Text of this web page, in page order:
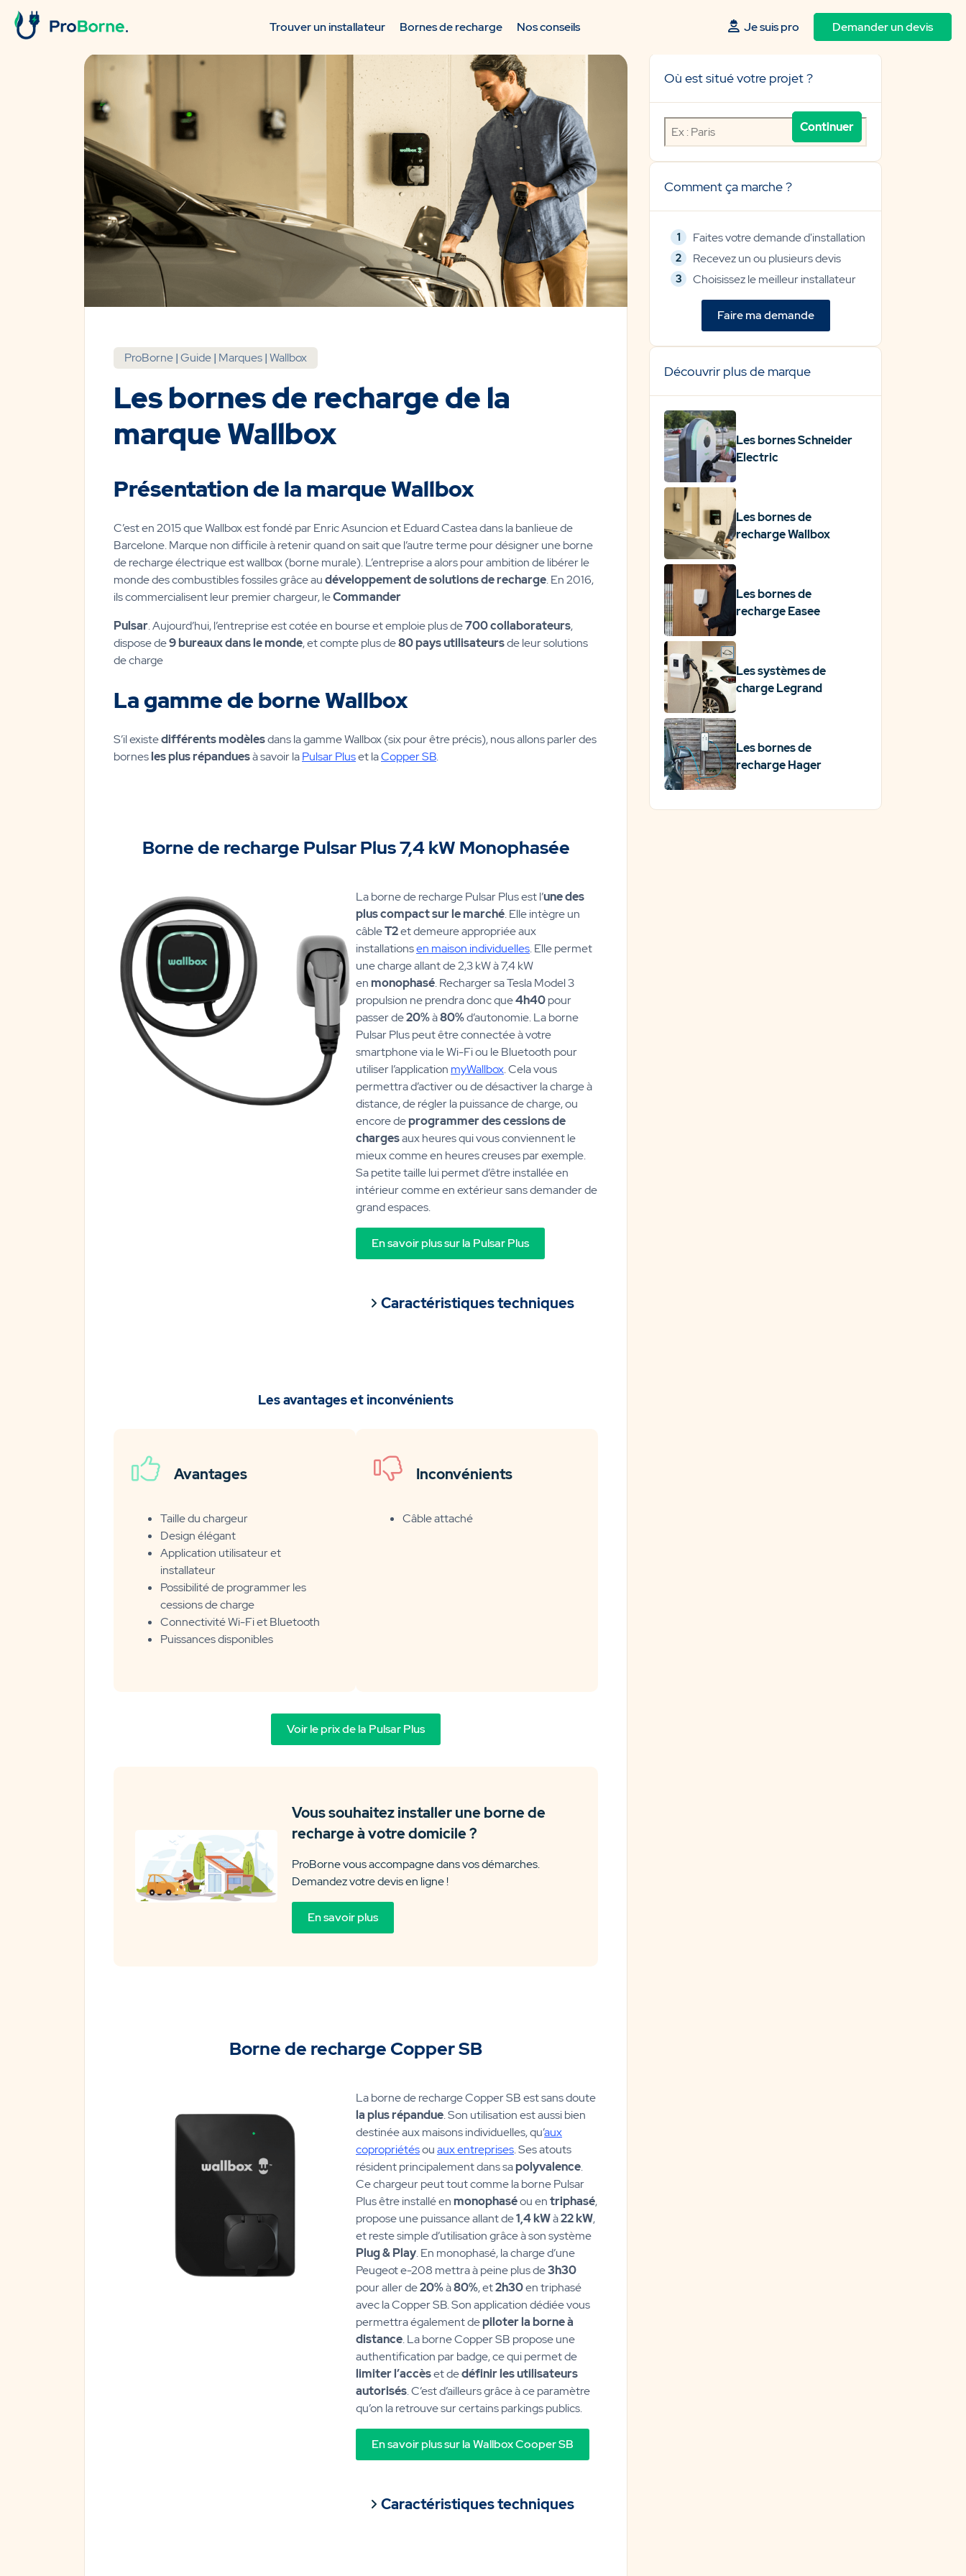
Trouver un installateur Bornes de recharge Nos conseils Je suis pro Demander un devis
ProBorne|Guide| Marques|Wallbox
Les bornes de recharge de la
marque Wallbox
Présentation de la marque Wallbox
C’est en 2015 que Wallbox est fondé par Enric Asuncion et Eduard Castea dans la banlieue de
Barcelone. Marque non difficile à retenir quand on sait que l’autre terme pour désigner une borne
de recharge électrique est wallbox (borne murale). L’entreprise a alors pour ambition de libérer le
monde des combustibles fossiles grâce audéveloppement de solutions de recharge. En 2016,
ils commercialisent leur premier chargeur, leCommander
Pulsar. Aujourd’hui, l’entreprise est cotée en bourse et emploie plus de700 collaborateurs,
dispose de9 bureaux dans le monde, et compte plus de80 pays utilisateursde leur solutions
de charge
La gamme de borne Wallbox
S’il existedifférents modèlesdans la gamme Wallbox (six pour être précis), nous allons parler des
bornesles plus répanduesà savoir laPulsar Pluset laCopper SB.
Borne de recharge Pulsar Plus 7,4 kW Monophasée
La borne de recharge Pulsar Plus est l’une des
plus compact sur le marché. Elle intègre un
câbleT2et demeure appropriée aux
installationsen maison individuelles. Elle permet
une charge allant de 2,3 kW à 7,4 kW
enmonophasé. Recharger sa Tesla Model 3
propulsion ne prendra donc que4h40pour
passer de20%à80%d’autonomie. La borne
Pulsar Plus peut être connectée à votre
smartphone via le Wi-Fi ou le Bluetooth pour
utiliser l’application myWallbox. Cela vous
permettra d’activer ou de désactiver la charge à
distance, de régler la puissance de charge, ou
encore deprogrammer des cessions de
chargesaux heures qui vous conviennent le
mieux comme en heures creuses par exemple.
Sa petite taille lui permet d’être installée en
intérieur comme en extérieur sans demander de
grand espaces.
En savoir plus sur la Pulsar Plus
Caractéristiques techniques
Les avantages et inconvénients
Avantages
Taille du chargeur
Design élégant
Application utilisateur et
installateur
Possibilité de programmer les
cessions de charge
Connectivité Wi-Fi et Bluetooth
Puissances disponibles
Inconvénients
Câble attaché
Voir le prix de la Pulsar Plus
Vous souhaitez installer une borne de
recharge à votre domicile ?
ProBorne vous accompagne dans vos démarches.
Demandez votre devis en ligne !
En savoir plus
Borne de recharge Copper SB
La borne de recharge Copper SB est sans doute
la plus répandue. Son utilisation est aussi bien
destinée aux maisons individuelles, qu’aux
copropriétésouaux entreprises. Ses atouts
résident principalement dans sapolyvalence.
Ce chargeur peut tout comme la borne Pulsar
Plus être installé enmonophaséou entriphasé,
propose une puissance allant de1,4 kWà22 kW,
et reste simple d’utilisation grâce à son système
Plug & Play. En monophasé, la charge d’une
Peugeot e-208 mettra à peine plus de3h30
pour aller de20%à80%, et2h30en triphasé
avec la Copper SB. Son application dédiée vous
permettra également depiloter la borne à
distance. La borne Copper SB propose une
authentification par badge, ce qui permet de
limiter l’accèset dedéfinir les utilisateurs
autorisés. C’est d’ailleurs grâce à ce paramètre
qu’on la retrouve sur certains parkings publics.
En savoir plus sur la Wallbox Cooper SB
Caractéristiques techniques
Où est situé votre projet ?
Où
est
situé
projet
?
Comment ça marche ?
Faites votre demande d'installation
Recevez un ou plusieurs devis
Choisissez le meilleur installateur
Faire ma demande
Découvrir plus de marque
Les bornes Schneider
Electric
Les bornes de
recharge Wallbox
Les bornes de
recharge Easee
Les systèmes de
charge Legrand
Les bornes de
recharge Hager